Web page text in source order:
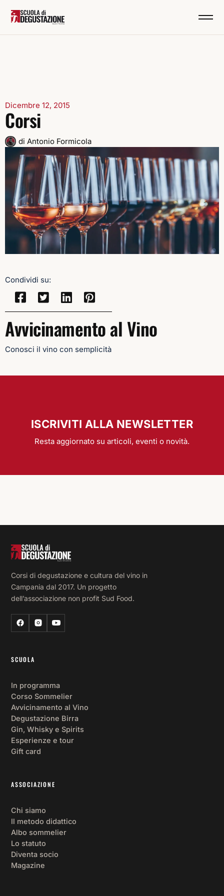
Dicembre 12, 2015
Corsi
di Antonio Formicola
Condividi su:
Avvicinamento al Vino
Conosci il vino con semplicità
ISCRIVITI ALLA NEWSLETTER
Resta aggiornato su articoli, eventi o novità.
Corsi di degustazione e cultura del vino in
Campania dal 2017. Un progetto
dell’associazione non profit Sud Food.
SCUOLA
In programma
Corso Sommelier
Avvicinamento al Vino
Degustazione Birra
Gin, Whisky e Spirits
Esperienze e tour
Gift card
ASSOCIAZIONE
Chi siamo
Il metodo didattico
Albo sommelier
Lo statuto
Diventa socio
Magazine